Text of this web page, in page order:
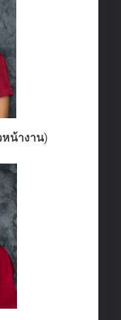
น้างาน)